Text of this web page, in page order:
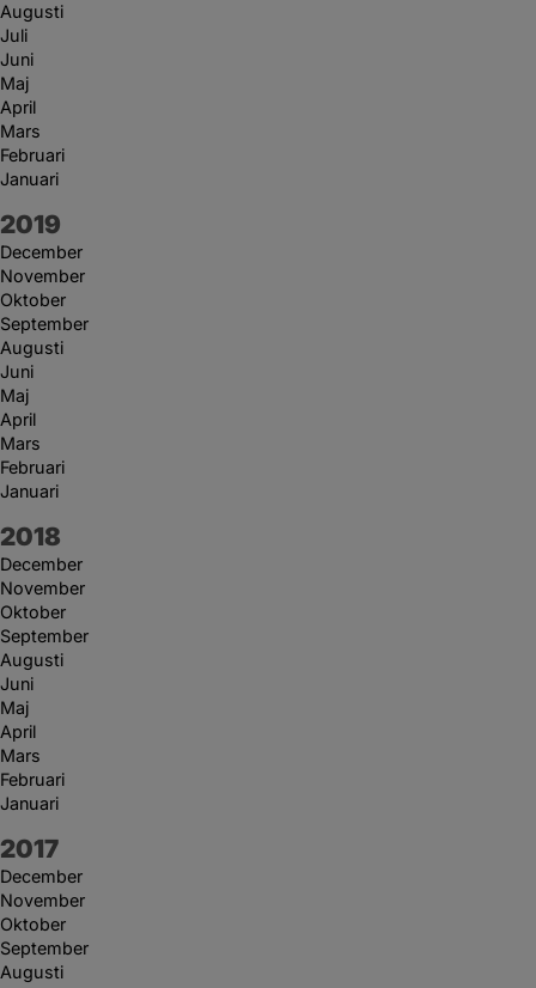
Augusti
Juli
Juni
Maj
April
Mars
Februari
Januari
År:
2019
December
November
Oktober
September
Augusti
Juni
Maj
April
Mars
Februari
Januari
År:
2018
December
November
Oktober
September
Augusti
Juni
Maj
April
Mars
Februari
Januari
År:
2017
December
November
Oktober
September
Augusti